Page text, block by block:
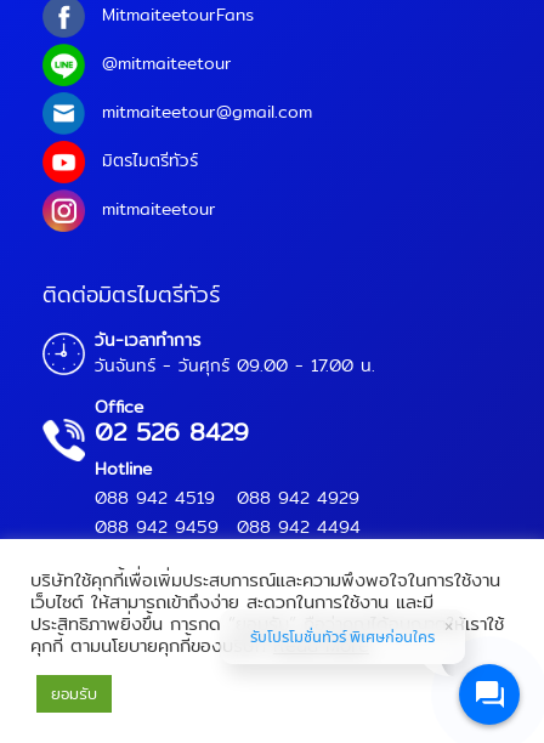
บริษัทใช้คุกกี้เพื่อเพิ่มประสบการณ์และความพึงพอใจในการใช้งาน
เว็บไซต์ ให้สามารถเข้าถึงง่าย สะดวกในการใช้งาน และมี
ประสิทธิภาพยิ่งขึ้น การกด “ยอมรับ” ถือว่าคุณได้อนุญาตให้เราใช้
คุกกี้ ตามนโยบายคุกกี้ของบริษัทRead More
ยอมรับ
MitmaiteetourFans
@mitmaiteetour
mitmaiteetour@gmail.com
มิตรไมตรีทัวร์
mitmaiteetour
ติดต่อมิตรไมตรีทัวร์
วัน-เวลาทำการ
วันจันทร์ - วันศุกร์ 09.00 - 17.00 น.
Office
02 526 8429
Hotline
088 942 4519
088 942 9459
088 942 4929
088 942 4494
Mitmaitee Tour Copyright 2018.All Rights Reserved.
รับโปรโมชั่นทัวร์ พิเศษก่อนใคร